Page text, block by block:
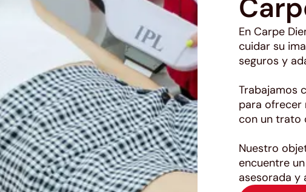
En Carpe
cuidar su
seguros y
Trabajamos
para ofrecer
con un trato
Nuestro
encuentre
asesorada y